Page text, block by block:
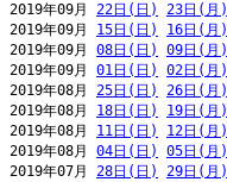
2019年09月 22日(日) 23日(月)
2019年09月 15日(日) 16日(月)
2019年09月 08日(日) 09日(月)
2019年09月 01日(日) 02日(月)
2019年08月 25日(日) 26日(月)
2019年08月 18日(日) 19日(月)
2019年08月 11日(日) 12日(月)
2019年08月 04日(日) 05日(月)
2019年07月 28日(日) 29日(月)